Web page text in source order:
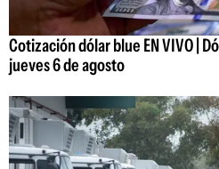
Cotización dólar blue EN VIVO |
jueves 6 de agosto